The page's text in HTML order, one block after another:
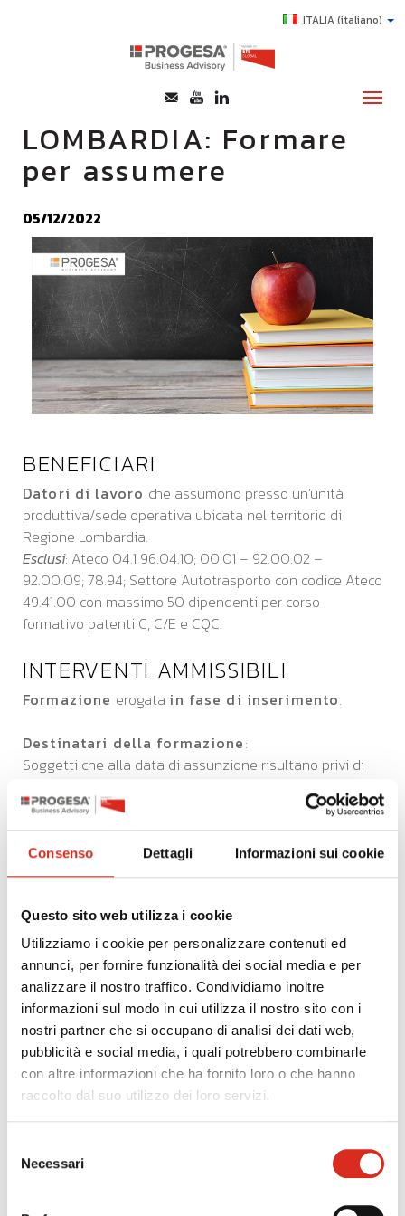
Consenso Dettagli Informazioni sui cookie
Questo sito web utilizza i cookie
Utilizziamo i cookie per personalizzare contenuti ed
annunci, per fornire funzionalità dei social media e per
analizzare il nostro traffico. Condividiamo inoltre
informazioni sul modo in cui utilizza il nostro sito con i
nostri partner che si occupano di analisi dei dati web,
pubblicità e social media, i quali potrebbero combinarle
con altre informazioni che ha fornito loro o che hanno
raccolto dal suo utilizzo dei loro servizi.
delNecessari
ITALIA(italiano)
CHI SIAMO
TOPICS
HIGHLIGHTS
E-LEARNING
AGEVOLAZIONI
SUCCESS STORY
CONTATTI
LOMBARDIA: Formare
per assumere
05/12/2022
BENEFICIARI
Datori di lavoro che assumono presso un’unità
produttiva/sede operativa ubicata nel territorio di
Regione Lombardia.
Esclusi: Ateco 04.1 96.04.10; 00.01 – 92.00.02 –
92.00.09; 78.94; Settore Autotrasporto con codice Ateco
49.41.00 con massimo 50 dipendenti per corso
formativo patenti C, C/E e CQC.
INTERVENTI AMMISSIBILI
Formazione erogata in fase di inserimento.
Destinatari della formazione:
Soggetti che alla data di assunzione risultano privi di
almeno 30 giorni.
Sono esclusi coloro che sono fruitori di misure regionali
già comprensive delle medesime agevolazioni o
tipologie di servizi.
sottoscritti a partire dal 1° dicembre 2022:
contratti di lavoro subordinato a tempo
indeterminato, a tempo determinato di almeno 12 mesi
(non sono ammesse proroghe o trasformazioni);
contratti di apprendistato.
I contratti sottoscritti potranno essere a tempo pieno o
a tempo parziale di almeno 20 ore settimanali medie.
INCENTIVO OCCUPAZIONALE
determinato: uomini fino a 54 anni: € 4.000; donne fino